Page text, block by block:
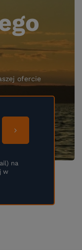
ofercie
na
w